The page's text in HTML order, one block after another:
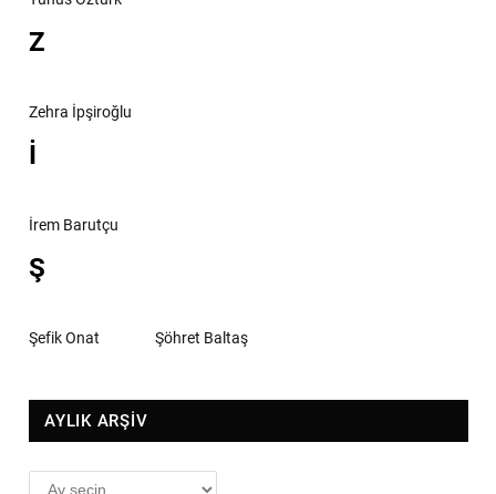
Z
Zehra İpşiroğlu
İ
İrem Barutçu
Ş
Şefik Onat Şöhret Baltaş
AYLIK ARŞİV
AYLIK